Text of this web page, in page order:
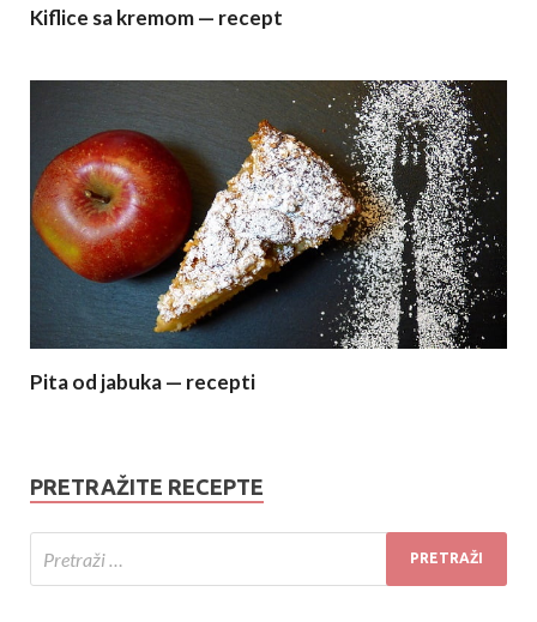
Kiflice sa kremom — recept
Pita od jabuka — recepti
PRETRAŽITE RECEPTE